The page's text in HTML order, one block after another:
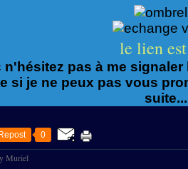
le lien
n'hésitez pas à me
si je ne peux pas vous
Repost 0
Muriel